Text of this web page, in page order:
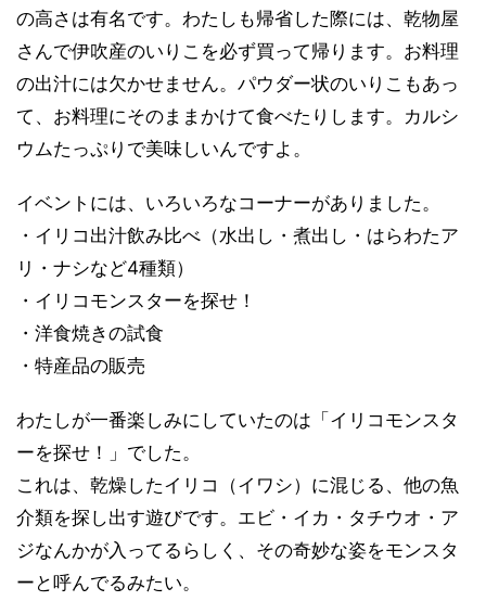
の高さは有名です。わたしも帰省した際には、乾物屋
さんで伊吹産のいりこを必ず買って帰ります。お料理
の出汁には欠かせません。パウダー状のいりこもあっ
て、お料理にそのままかけて食べたりします。カルシ
ウムたっぷりで美味しいんですよ。
イベントには、いろいろなコーナーがありました。
・イリコ出汁飲み比べ（水出し・煮出し・はらわたア
リ・ナシなど4種類）
・イリコモンスターを探せ！
・洋食焼きの試食
・特産品の販売
わたしが一番楽しみにしていたのは「イリコモンスタ
ーを探せ！」でした。
これは、乾燥したイリコ（イワシ）に混じる、他の魚
介類を探し出す遊びです。エビ・イカ・タチウオ・ア
ジなんかが入ってるらしく、その奇妙な姿をモンスタ
ーと呼んでるみたい。